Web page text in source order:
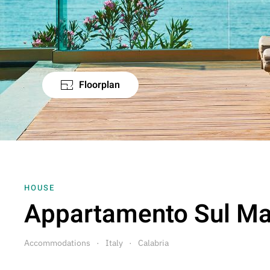
Floorplan
HOUSE
Appartamento Sul
Accommodations Italy Calabria